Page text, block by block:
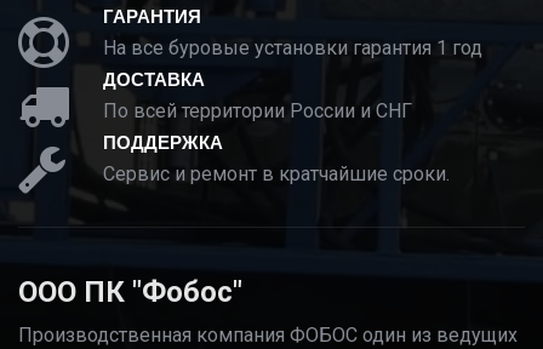
ГАРАНТИЯ
На все буровые установки гарантия 1 год
ДОСТАВКА
По всей территории России и СНГ
ПОДДЕРЖКА
Сервис и ремонт в кратчайшие сроки.
ООО ПК "Фобос"
Производственная компания ФОБОС один из ведущих